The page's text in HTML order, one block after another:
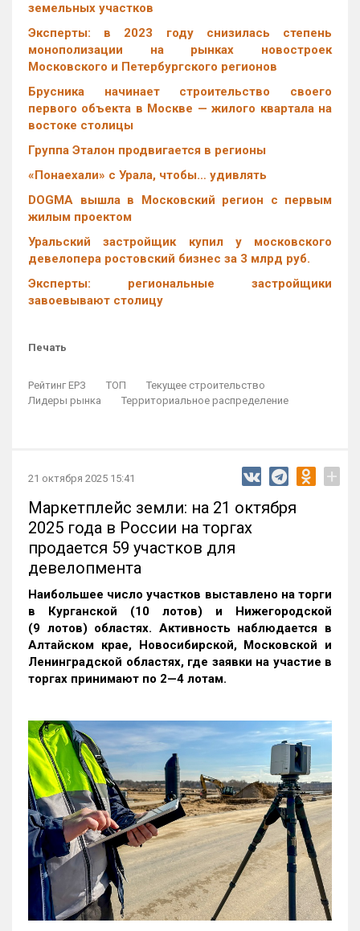
земельных участков
Эксперты: в 2023 году снизилась степень
монополизации на рынках новостроек
Московского и Петербургского регионов
Брусника начинает строительство своего
первого объекта в Москве — жилого квартала на
востоке столицы
Группа Эталон продвигается в регионы
«Понаехали» с Урала, чтобы… удивлять
DOGMA вышла в Московский регион с первым
жилым проектом
Уральский застройщик купил у московского
девелопера ростовский бизнес за 3 млрд руб.
Эксперты: региональные застройщики
завоевывают столицу
Печать
Рейтинг ЕРЗ ТОП
Текущее строительство
Лидеры рынка
Территориальное распределение
21 октября 2025 15:41 +
Маркетплейс земли: на 21 октября
2025 года в России на торгах
продается 59 участков для
девелопмента
Наибольшее число участков выставлено на торги
в Курганской (10 лотов) и Нижегородской
(9 лотов) областях. Активность наблюдается в
Алтайском крае, Новосибирской, Московской и
Ленинградской областях, где заявки на участие в
торгах принимают по 2—4 лотам.